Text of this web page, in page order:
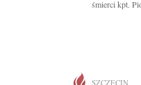
śmierci kpt.
SZCZECIN